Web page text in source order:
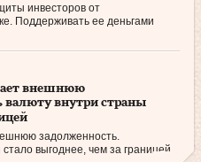
инвесторов от
Поддерживать ее деньгами
внешнюю
валюту внутри страны
задолженность.
выгоднее, чем за границей